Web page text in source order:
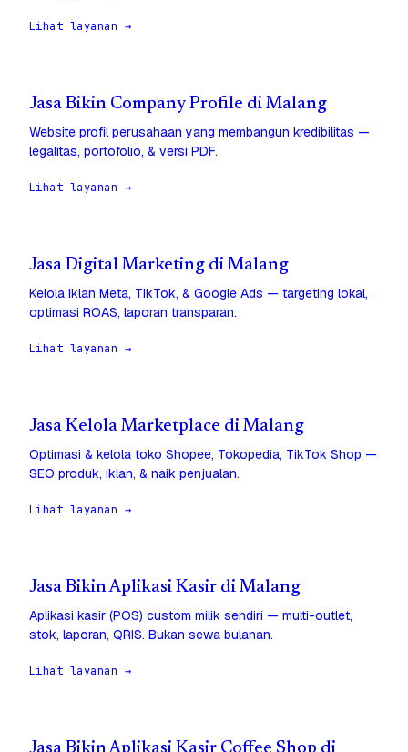
Lihat layanan →
Jasa Bikin Company Profile di Malang
Website profil perusahaan yang membangun kredibilitas —
legalitas, portofolio, & versi PDF.
Lihat layanan →
Jasa Digital Marketing di Malang
Kelola iklan Meta, TikTok, & Google Ads — targeting lokal,
optimasi ROAS, laporan transparan.
Lihat layanan →
Jasa Kelola Marketplace di Malang
Optimasi & kelola toko Shopee, Tokopedia, TikTok Shop —
SEO produk, iklan, & naik penjualan.
Lihat layanan →
Jasa Bikin Aplikasi Kasir di Malang
Aplikasi kasir (POS) custom milik sendiri — multi-outlet,
stok, laporan, QRIS. Bukan sewa bulanan.
Lihat layanan →